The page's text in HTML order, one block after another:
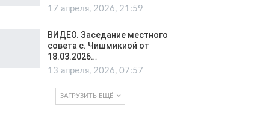
17 апреля, 2026, 21:59
ВИДЕО. Заседание местного
совета с. Чишмикиой от
18.03.2026…
13 апреля, 2026, 07:57
ЗАГРУЗИТЬ ЕЩЁ